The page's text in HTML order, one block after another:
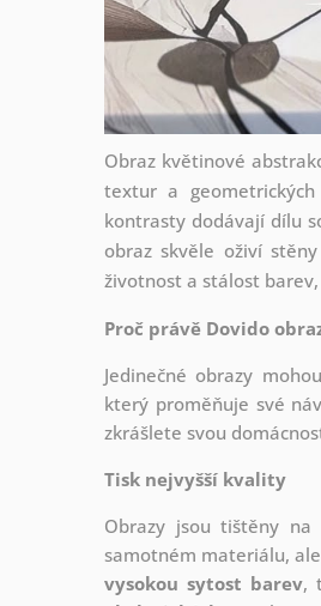
Obraz květinové
textur a
kontrasty dodávají dílu
obraz skvěle oživí
životnost a stálost
Proč právě Dovido
Jedinečné obrazy
který proměňuje své
zkrášlete svou
Tisk nejvyšší kvality
Obrazy jsou tištěny
samotném materiálu,
vysokou sytost barev,